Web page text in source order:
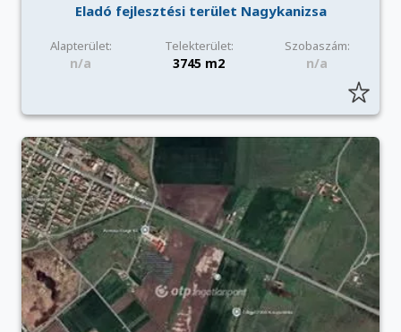
Eladó fejlesztési terület Nagykanizsa
Alapterület: Telekterület: Szobaszám:
n/a 3745 m2 n/a